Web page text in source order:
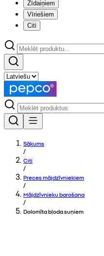
Zīdaiņiem
Vīriešiem
Citi
Sākums
/
Citi
/
Preces mājdzīvniekiem
/
Mājdzīvnieku barošana
/
Dolomīta bļoda suņiem